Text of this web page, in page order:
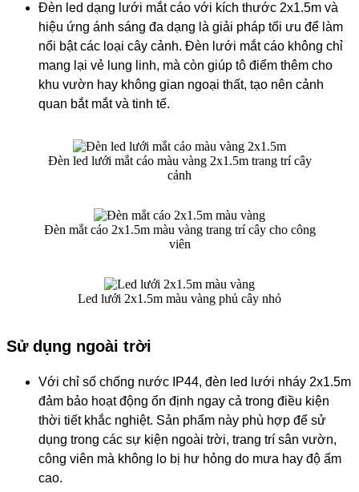
Đèn led dạng lưới mắt cáo với kích thước 2x1.5m và
hiệu ứng ánh sáng đa dạng là giải pháp tối ưu để làm
nổi bật các loại cây cảnh. Đèn lưới mắt cáo không chỉ
mang lại vẻ lung linh, mà còn giúp tô điểm thêm cho
khu vườn hay không gian ngoại thất, tạo nên cảnh
quan bắt mắt và tinh tế.
Đèn led lưới mắt cáo màu vàng 2x1.5m trang trí cây
cảnh
Đèn mắt cáo 2x1.5m màu vàng trang trí cây cho công
viên
Led lưới 2x1.5m màu vàng phủ cây nhỏ
Sử dụng ngoài trời
Với chỉ số chống nước IP44, đèn led lưới nháy 2x1.5m
đảm bảo hoạt động ổn định ngay cả trong điều kiện
thời tiết khắc nghiệt. Sản phẩm này phù hợp để sử
dụng trong các sự kiện ngoài trời, trang trí sân vườn,
công viên mà không lo bị hư hỏng do mưa hay độ ẩm
cao.